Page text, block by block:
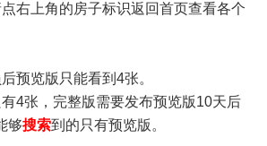
右上角的房子标识返回首页查看各个
预览版只能看到4张。
4张，完整版需要发布预览版10天后
够搜索到的只有预览版。